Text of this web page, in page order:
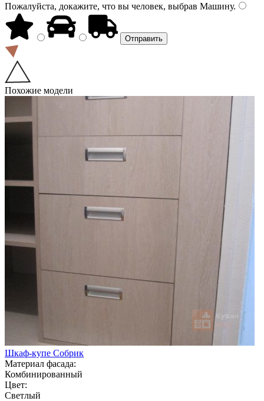
Пожалуйста, докажите, что вы человек, выбрав Машину.
Похожие модели
Шкаф-купе Собрик
Материал фасада:
Комбинированный
Цвет:
Светлый